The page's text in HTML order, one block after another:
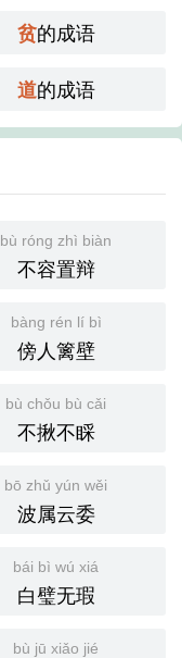
贫的成语
道的成语
bù róng zhì biàn
不容置辩
bàng rén lí bì
傍人篱壁
bù chǒu bù cǎi
不揪不睬
bō zhǔ yún wěi
波属云委
bái bì wú xiá
白璧无瑕
bù jū xiǎo jié